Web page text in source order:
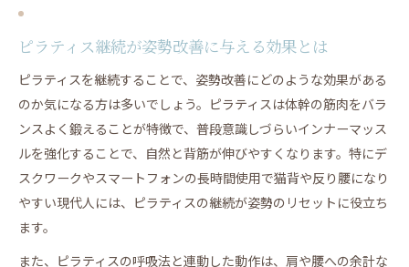
ピラティス継続が姿勢改善に与える効果とは
ピラティスを継続することで、姿勢改善にどのような効果がある
のか気になる方は多いでしょう。ピラティスは体幹の筋肉をバラ
ンスよく鍛えることが特徴で、普段意識しづらいインナーマッス
ルを強化することで、自然と背筋が伸びやすくなります。特にデ
スクワークやスマートフォンの長時間使用で猫背や反り腰になり
やすい現代人には、ピラティスの継続が姿勢のリセットに役立ち
ます。
また、ピラティスの呼吸法と連動した動作は、肩や腰への余計な